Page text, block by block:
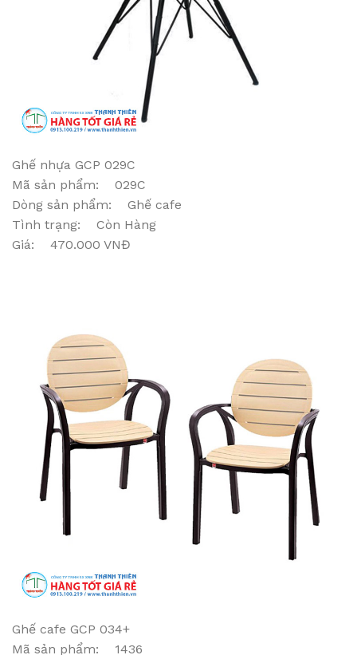
Ghế nhựa GCP 029C
Mã sản phẩm: 029C
Dòng sản phẩm: Ghế cafe
Tình trạng: Còn Hàng
Giá: 470.000 VNĐ
Ghế cafe GCP 034+
Mã sản phẩm: 1436